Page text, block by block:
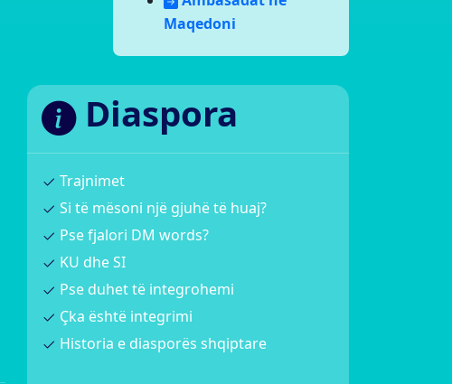
Maqedoni
Diaspora
Trajnimet
Si të mësoni një gjuhë të huaj?
Pse fjalori DM words?
KU dhe SI
Pse duhet të integrohemi
Çka është integrimi
Historia e diasporës shqiptare